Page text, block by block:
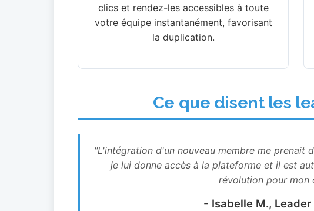
clics et rendez-les accessibles à toute
votre équipe instantanément, favorisant
la duplication.
Ce que disent les
"L'intégration d'un nouveau membre me prenait
je lui donne accès à la plateforme et il est
révolution pour mon
- Isabelle M., Leader